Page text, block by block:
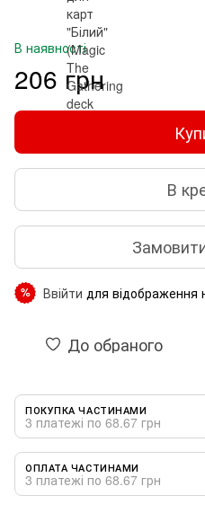
В наявності
206 грн
В
% Ввійти для відображення
До обраного
ПОКУПКА ЧАСТИНАМИ
3 платежі по 68.67 грн
ОПЛАТА ЧАСТИНАМИ
3 платежі по 68.67 грн